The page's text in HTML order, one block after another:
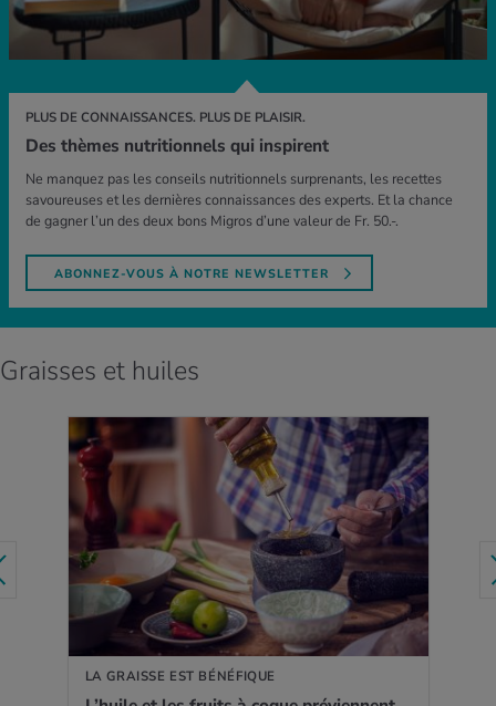
PLUS DE CONNAISSANCES. PLUS DE PLAISIR.
Des thèmes nutritionnels qui inspirent
Ne manquez pas les conseils nutritionnels surprenants, les recettes
savoureuses et les dernières connaissances des experts. Et la chance
de gagner l’un des deux bons Migros d’une valeur de Fr. 50.-.
ABONNEZ-VOUS À NOTRE NEWSLETTER
Graisses et huiles
LA GRAISSE EST BÉNÉFIQUE
EN SAVOIR PLUS